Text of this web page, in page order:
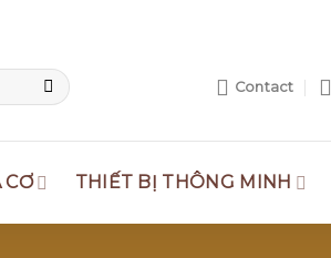
Contact
CƠ THIẾT BỊ THÔNG MINH